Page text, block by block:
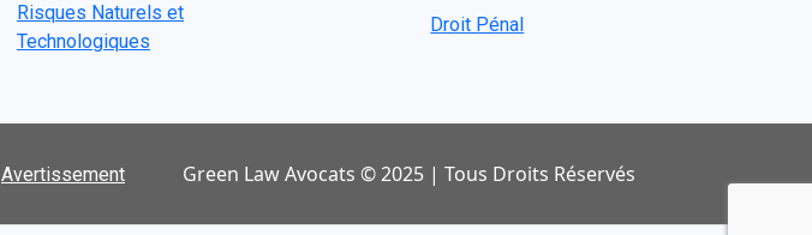
Risques Naturels et
Technologiques
Droit Pénal
Avertissement Green Law Avocats © 2025 | Tous Droits Réservés